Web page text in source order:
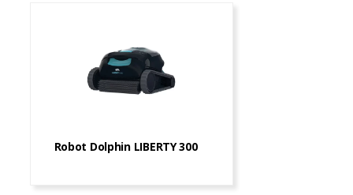
Robot Dolphin LIBERTY 300